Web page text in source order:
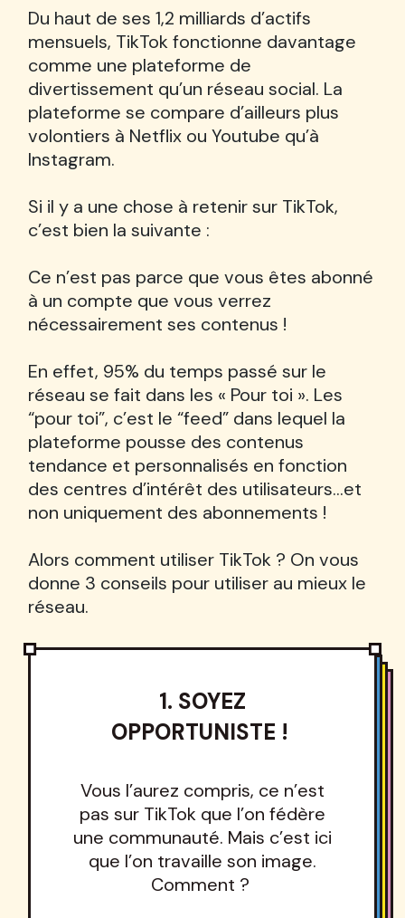
Du haut de ses 1,2 milliards d’actifs
mensuels, TikTok fonctionne davantage
comme une plateforme de
divertissement qu’un réseau social. La
plateforme se compare d’ailleurs plus
volontiers à Netflix ou Youtube qu’à
Instagram.
Si il y a une chose à retenir sur TikTok,
c’est bien la suivante :
Ce n’est pas parce que vous êtes abonné
à un compte que vous verrez
nécessairement ses contenus !
En effet, 95% du temps passé sur le
réseau se fait dans les « Pour toi ». Les
“pour toi”, c’est le “feed” dans lequel la
plateforme pousse des contenus
tendance et personnalisés en fonction
des centres d’intérêt des utilisateurs…et
non uniquement des abonnements !
Alors comment utiliser TikTok ? On vous
donne 3 conseils pour utiliser au mieux le
réseau.
1. SOYEZ
OPPORTUNISTE !
Vous l’aurez compris, ce n’est
pas sur TikTok que l’on fédère
une communauté. Mais c’est ici
que l’on travaille son image.
Comment ?